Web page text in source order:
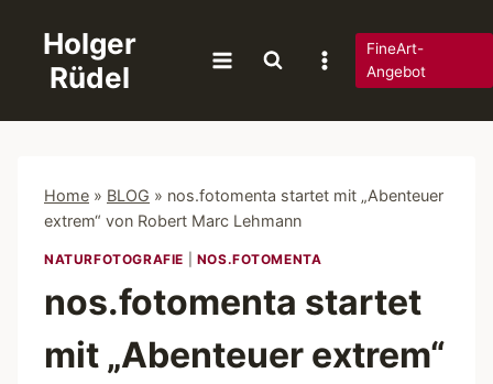
springen
Holger
Rüdel
FineArt-
Angebot
Home » BLOG » nos.fotomenta startet mit „Abenteuer
extrem“ von Robert Marc Lehmann
NATURFOTOGRAFIE NOS.FOTOMENTA
nos.fotomenta startet
mit „Abenteuer extrem“